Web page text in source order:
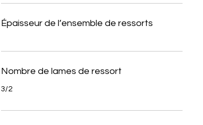
Épaisseur de l’ensemble de ressorts
Nombre de lames de ressort
3/2